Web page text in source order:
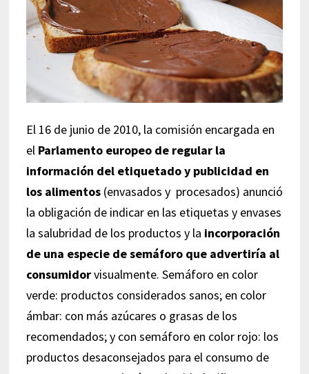
El 16 de junio de 2010, la comisión encargada en
el Parlamento europeo de regular la
información del etiquetado y publicidad en
los alimentos(envasados y procesados) anunció
la obligación de indicar en las etiquetas y envases
la salubridad de los productos y la incorporación
de una especie de semáforo que advertiría al
consumidorvisualmente. Semáforo en color
verde: productos considerados sanos; en color
ámbar: con más azúcares o grasas de los
recomendados; y con semáforo en color rojo: los
productos desaconsejados para el consumo de